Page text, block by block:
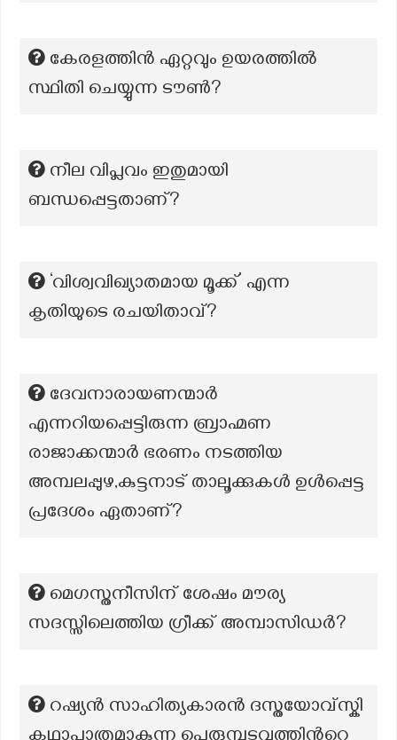
കേരളത്തിന്‍ ഏറ്റവും ഉയരത്തില്‍
സ്ഥിതി ചെയ്യുന്ന ടൗണ്‍?
നീല വിപ്ലവം ഇതുമായി
ബന്ധപ്പെട്ടതാണ്?
‘വിശ്വവിഖ്യാതമായ മൂക്ക്’ എന്ന
കൃതിയുടെ രചയിതാവ്?
ദേവനാരായണന്മാർ
എന്നറിയപ്പെട്ടിരുന്ന ബ്രാഹ്മണ
രാജാക്കന്മാർ ഭരണം നടത്തിയ
അമ്പലപ്പുഴ,കുട്ടനാട് താലൂക്കുകൾ ഉൾപ്പെട്ട
പ്രദേശം ഏതാണ്?
മെഗസ്തനീസിന് ശേഷം മൗര്യ
സദസ്സിലെത്തിയ ഗ്രീക്ക് അമ്പാസിഡർ?
റഷ്യന്‍ സാഹിത്യകാരന്‍ ദസ്തയോവ്സ്കി